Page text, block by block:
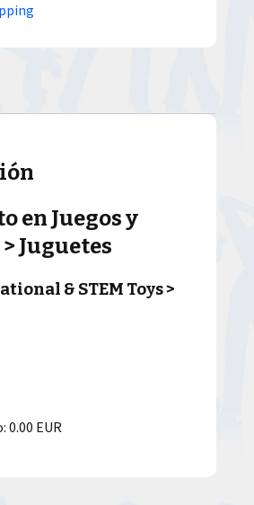
en Juegos y
Juguetes
& STEM Toys >
0.00 EUR